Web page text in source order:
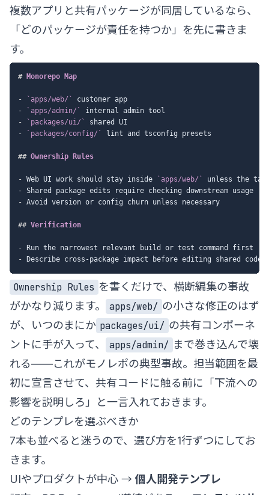
複数アプリと共有パッケージが同居しているなら、
「どのパッケージが責任を持つか」を先に書きま
す。
# Monorepo Map
- `apps/web/`
-
`apps/admin/`
-
`packages/ui/`
-
`packages/config/` lint and tsconfig presets
## Ownership Rules
- Web UI work should stay inside
`apps/web/`
-
- Avoid version or config churn unless necessary
## Verification
-
-
Ownership Rules を書くだけで、横断編集の事故
がかなり減ります。
apps/web/ の小さな修正のはず
が、いつのまにか packages/ui/ の共有コンポーネ
ントに手が入って、
apps/admin/ まで巻き込んで壊
れる——これがモノレポの典型事故。担当範囲を最
初に宣言させて、共有コードに触る前に「下流への
影響を説明しろ」と一言入れておきます。
どのテンプレを選ぶべきか
7本も並べると迷うので、選び方を1行ずつにしてお
きます。
UIやプロダクトが中心 → 個人開発テンプレ